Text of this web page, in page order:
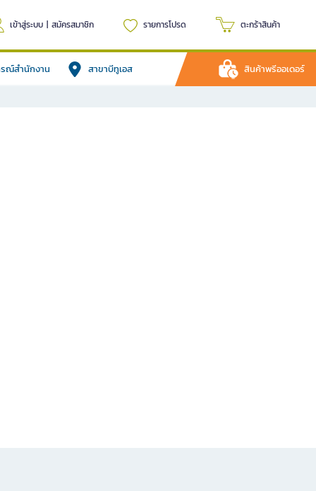
เข้าสู่ระบบ | สมัครสมาชิก รายการโปรด ตะกร้าสินค้า
รณ์สำนักงาน สาขาบีทูเอส สินค้าพรีออเดอร์